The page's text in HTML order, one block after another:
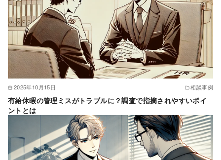
2025年10月15日 相談事例
有給休暇の管理ミスがトラブルに？調査で指摘されやすいポイ
ントとは